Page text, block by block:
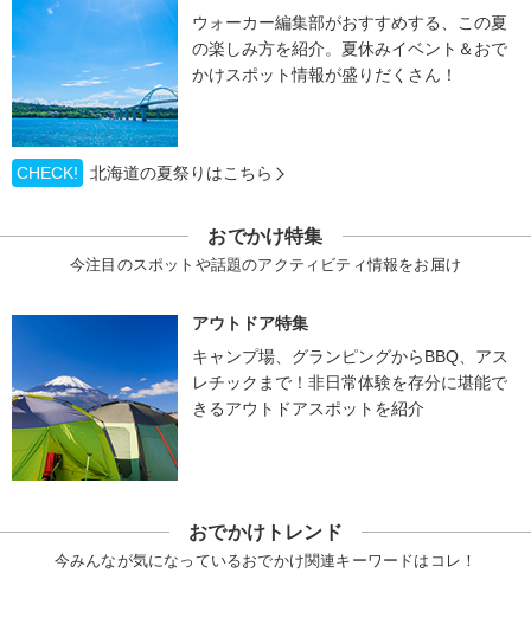
ウォーカー編集部がおすすめする、この夏
の楽しみ方を紹介。夏休みイベント＆おで
かけスポット情報が盛りだくさん！
CHECK! 北海道の夏祭りはこちら
おでかけ特集
今注目のスポットや話題のアクティビティ情報をお届け
アウトドア特集
キャンプ場、グランピングからBBQ、アス
レチックまで！非日常体験を存分に堪能で
きるアウトドアスポットを紹介
おでかけトレンド
今みんなが気になっているおでかけ関連キーワードはコレ！